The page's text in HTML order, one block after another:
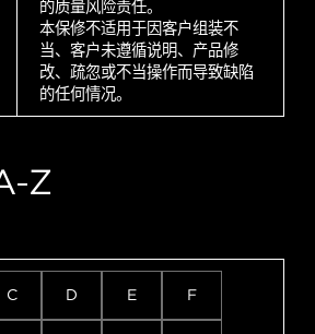
的质量风险责任。
本保修不适用于因客户组装不
当、客户未遵循说明、产品修
改、疏忽或不当操作而导致缺陷
的任何情况。
Z
C D E F